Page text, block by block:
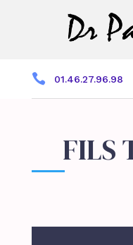
 01.46.27.96.98
FILS